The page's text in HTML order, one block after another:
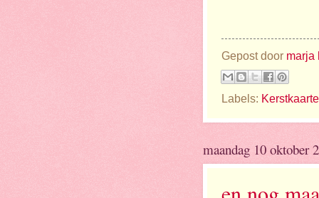
Gepost door marja
Labels:
maandag 10 oktober